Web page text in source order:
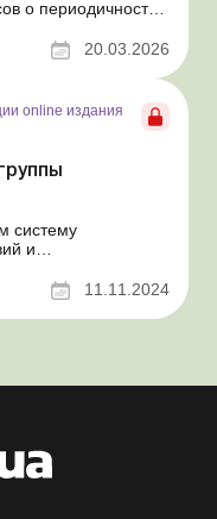
о периодичности
этой статье.
инструкция по
Порядок
20.03.2026
online издания
систему
и
плательщиков
в
системы в третью
11.11.2024